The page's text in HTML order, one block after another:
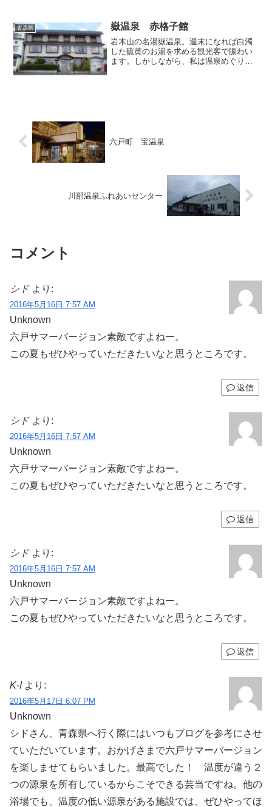
年12月。北の大地を初めて走る新幹線が
待ち遠しいと言わん...
青森県 嶽温泉 赤格子館
岩木山の名湯嶽温泉。週末になれば白濁
した硫黄のお湯を求める観光客で賑わい
ます。しかしながら、私は温泉めぐりを
六戸町 宝温泉
川部温泉ふれあいセンター
コメント
シド より:
2016年5月16日 7:57 AM
Unknown
六戸サマーバージョン素敵ですよねー。
この夏もぜひやっていただきたいなと思うところです。
返信
シド より:
2016年5月16日 7:57 AM
Unknown
六戸サマーバージョン素敵ですよねー。
この夏もぜひやっていただきたいなと思うところです。
返信
シド より:
2016年5月16日 7:57 AM
Unknown
六戸サマーバージョン素敵ですよねー。
この夏もぜひやっていただきたいなと思うところです。
返信
K-I より:
2016年5月17日 6:07 PM
Unknown
シドさん、青森県へ行く際にはいつもブログを参考にさせ
ていただいています。おかげさまで六戸サマーバージョン
を楽しませてもらいました。最高でした！ 温度が違う２
つの源泉を所有しているからこそできる芸当ですね。他の
浴場でも、温度の低い源泉がある施設では、ぜひやってほ